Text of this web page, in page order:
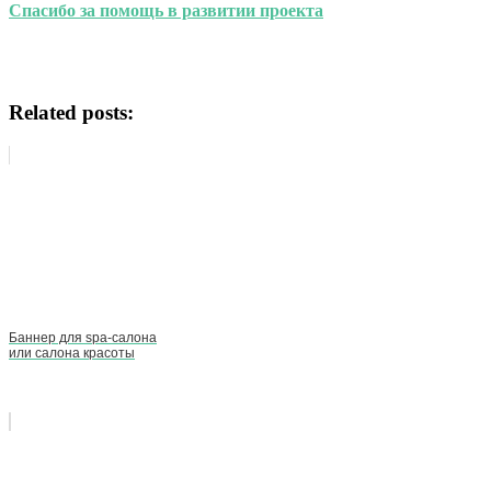
Спасибо за помощь в развитии проекта
Related posts:
Баннер для spa-салона
или салона красоты